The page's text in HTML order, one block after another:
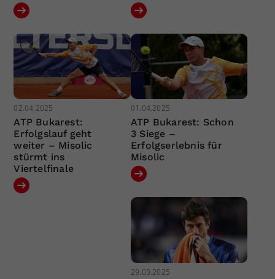
02.04.2025
ATP Bukarest:
Erfolgslauf geht
weiter – Misolic
stürmt ins
Viertelfinale
01.04.2025
ATP Bukarest: Schon
3 Siege –
Erfolgserlebnis für
Misolic
29.03.2025